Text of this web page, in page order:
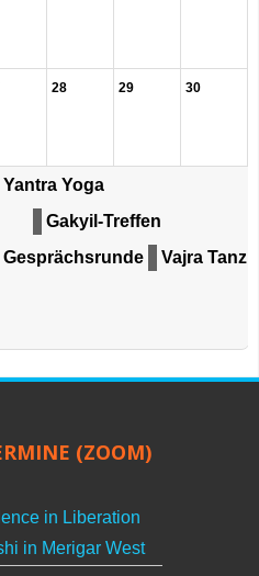
28 29 30
Yantra Yoga
Gakyil-Treffen
Gesprächsrunde
Vajra Tanz
(ZOOM)
in Liberation
in Merigar West